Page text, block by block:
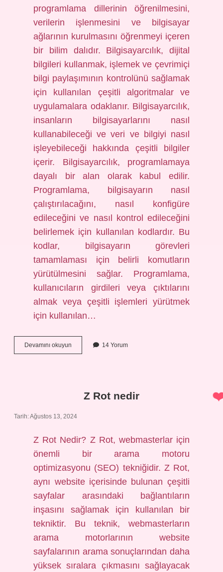
programlama dillerinin öğrenilmesini,
verilerin işlenmesini ve bilgisayar
ağlarının kurulmasını öğrenmeyi içeren
bir bilim dalıdır. Bilgisayarcılık, dijital
bilgileri kullanmak, işlemek ve çevrimiçi
bilgi paylaşımının kontrolünü sağlamak
için kullanılan çeşitli algoritmalar ve
uygulamalara odaklanır. Bilgisayarcılık,
insanların bilgisayarlarını nasıl
kullanabileceği ve veri ve bilgiyi nasıl
işleyebileceği hakkında çeşitli bilgiler
içerir. Bilgisayarcılık, programlamaya
dayalı bir alan olarak kabul edilir.
Programlama, bilgisayarın nasıl
çalıştırılacağını, nasıl konfigüre
edileceğini ve nasıl kontrol edileceğini
belirlemek için kullanılan kodlardır. Bu
kodlar, bilgisayarın görevleri
tamamlaması için belirli komutların
yürütülmesini sağlar. Programlama,
kullanıcıların girdileri veya çıktılarını
almak veya çeşitli işlemleri yürütmek
için kullanılan…
Devamını okuyun Bilgisayarcılık
ne
14 Yorum
Z Rot nedir
Tarih: Ağustos 13, 2024
Z Rot Nedir? Z Rot, webmasterlar için
önemli bir arama motoru
optimizasyonu (SEO) tekniğidir. Z Rot,
aynı website içerisinde bulunan çeşitli
sayfalar arasındaki bağlantıların
inşasını sağlamak için kullanılan bir
tekniktir. Bu teknik, webmasterların
arama motorlarının website
sayfalarının arama sonuçlarından daha
yüksek sıralara çıkmasını sağlayacak